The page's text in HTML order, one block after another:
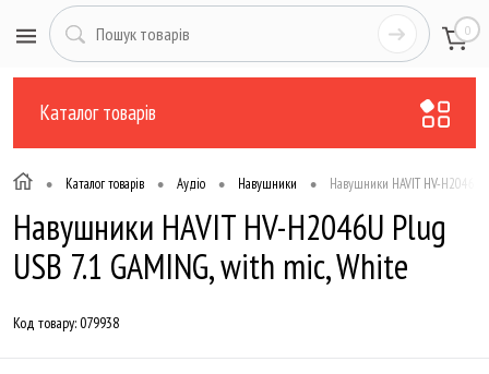
0
Каталог товарів
• Каталог товарів • Аудіо • Навушники • Навушники HAVIT HV-H2046U
Навушники HAVIT HV-H2046U Plug
USB 7.1 GAMING, with mic, White
Код товару:079938